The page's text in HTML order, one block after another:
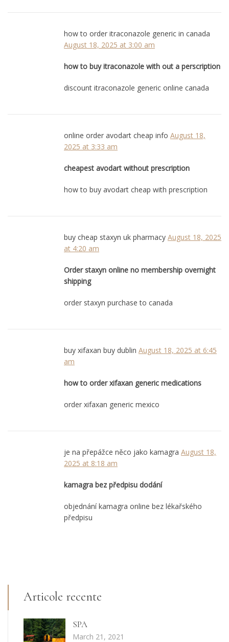
how to order itraconazole generic in canada
August 18, 2025 at 3:00 am
how to buy itraconazole with out a perscription
discount itraconazole generic online canada
online order avodart cheap info August 18,
2025 at 3:33 am
cheapest avodart without prescription
how to buy avodart cheap with prescription
buy cheap staxyn uk pharmacy August 18, 2025
at 4:20 am
Order staxyn online no membership overnight
shipping
order staxyn purchase to canada
buy xifaxan buy dublin August 18, 2025 at 6:45
am
how to order xifaxan generic medications
order xifaxan generic mexico
je na přepážce něco jako kamagra August 18,
2025 at 8:18 am
kamagra bez předpisu dodání
objednání kamagra online bez lékařského
předpisu
Articole recente
SPA
March 21, 2021